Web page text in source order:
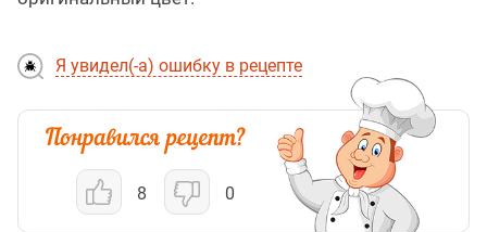
Я увидел(-а) ошибку в рецепте
8 0